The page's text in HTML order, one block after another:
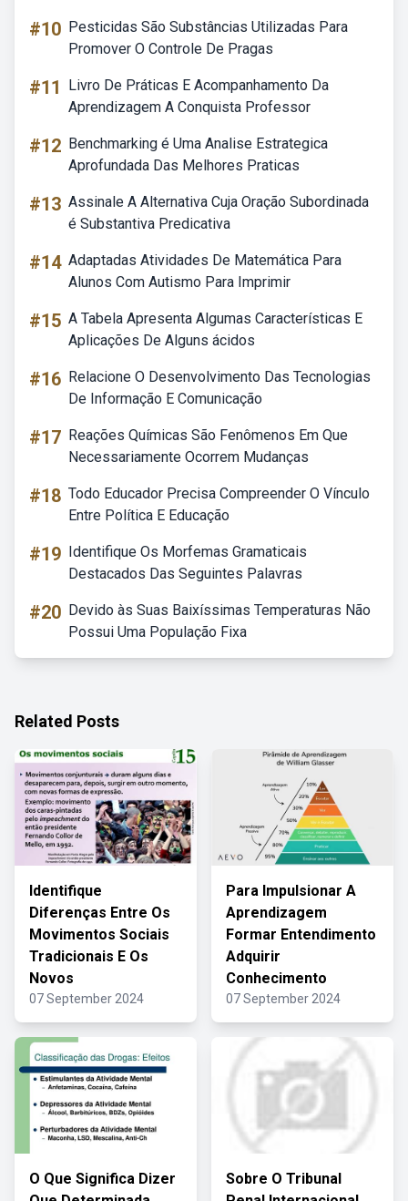
#10 Pesticidas São Substâncias Utilizadas Para
Promover O Controle De Pragas
#11
Livro De Práticas E Acompanhamento Da
Aprendizagem A Conquista Professor
#12 Benchmarking é Uma Analise Estrategica
Aprofundada Das Melhores Praticas
#13 Assinale A Alternativa Cuja Oração Subordinada
é Substantiva Predicativa
#14 Adaptadas Atividades De Matemática Para
Alunos Com Autismo Para Imprimir
#15 A Tabela Apresenta Algumas Características E
Aplicações De Alguns ácidos
#16 Relacione O Desenvolvimento Das Tecnologias
De Informação E Comunicação
#17 Reações Químicas São Fenômenos Em Que
Necessariamente Ocorrem Mudanças
#18 Todo Educador Precisa Compreender O Vínculo
Entre Política E Educação
#19 Identifique Os Morfemas Gramaticais
Destacados Das Seguintes Palavras
#20 Devido às Suas Baixíssimas Temperaturas Não
Possui Uma População Fixa
Related Posts
Identifique
Diferenças Entre Os
Movimentos Sociais
Tradicionais E Os
Novos
07 September 2024
Para Impulsionar A
Aprendizagem
Formar Entendimento
Adquirir
Conhecimento
07 September 2024
O Que Significa Dizer
Sobre O Tribunal